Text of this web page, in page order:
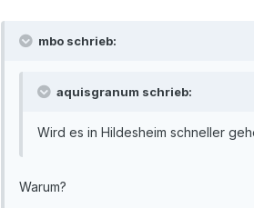
mbo schrieb:
aquisgranum schrieb:
Wird es in Hildesheim schneller
Warum?